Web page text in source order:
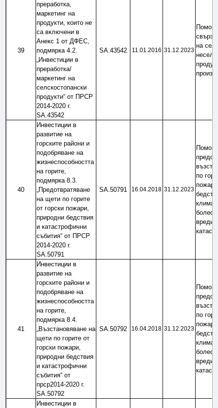
39
преработка,
маркетинг на
продукти, които не
са включени в
Анекс 1 от ДФЕС,
подмярка 4.2.
„Инвестиции в
преработка/
маркетинг на
селскостопански
продукти“ от ПРСР
2014-2020 г.
SA.43542
SA.43542 11.01.2016 31.12.2023
Помощ
на
40
Инвестиции в
развитие на
горските райони и
подобряване на
жизнеспособността
на горите,
подмярка 8.3.
„Предотвратяване
на щети по горите
от горски пожари,
природни бедствия
и катастрофични
събития“ от ПРСР
2014-2020 г.
SA.50791
SA.50791 16.04.2018 31.12.2023
Помощ
по
41
Инвестиции в
развитие на
горските райони и
подобряване на
жизнеспособността
на горите,
подмярка 8.4.
„Възстановяване на
щети по горите от
горски пожари,
природни бедствия
и катастрофични
събития“ от
прср2014-2020 г.
SA.50792
SA.50792 16.04.2018 31.12.2023
Помощ
по
Инвестиции в